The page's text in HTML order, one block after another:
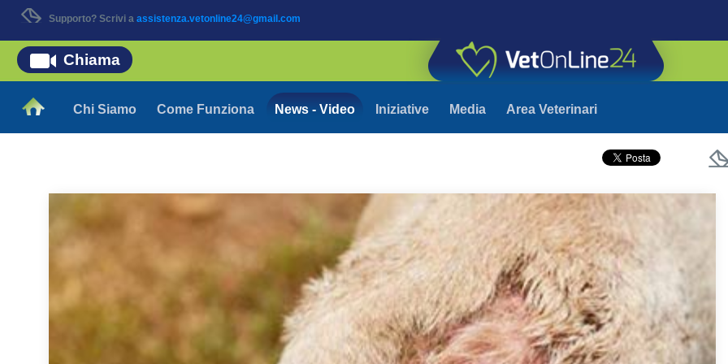
Supporto? Scrivi a assistenza.vetonline24@gmail.com
Chi Siamo Come Funziona News - Video Iniziative Media Area Veterinari
Chiama